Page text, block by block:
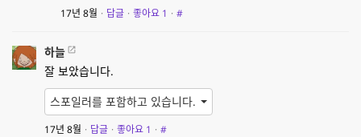
17년 8월 · 답글 · 좋아요 1 · #
하늘
잘 보았습니다.
스포일러를 포함하고 있습니다.
17년 8월 · 답글 · 좋아요 1 · #